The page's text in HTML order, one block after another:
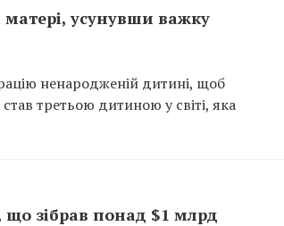
усунувши важку
ненародженій дитині, щоб
третьою дитиною у світі, яка
що зібрав понад $1 млрд